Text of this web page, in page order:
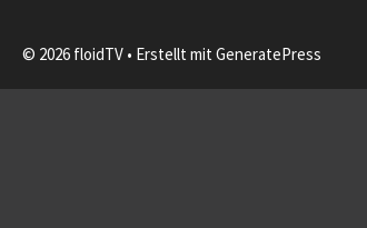
© 2026 floidTV • Erstellt mit GeneratePress